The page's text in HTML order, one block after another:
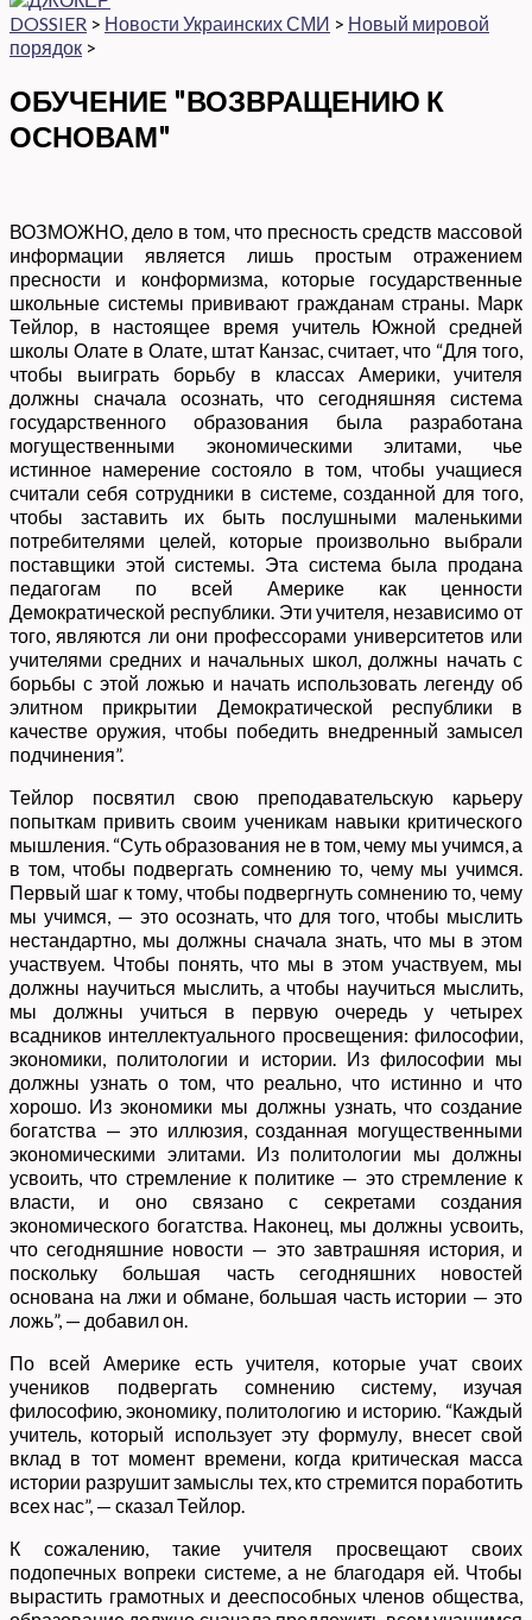
DOSSIER > Новости Украинских СМИ > Новый мировой
порядок >
ОБУЧЕНИЕ "ВОЗВРАЩЕНИЮ К
ОСНОВАМ"
ВОЗМОЖНО, дело в том, что пресность средств массовой
информации является лишь простым отражением
пресности и конформизма, которые государственные
школьные системы прививают гражданам страны. Марк
Тейлор, в настоящее время учитель Южной средней
школы Олате в Олате, штат Канзас, считает, что “Для того,
чтобы выиграть борьбу в классах Америки, учителя
должны сначала осознать, что сегодняшняя система
государственного образования была разработана
могущественными экономическими элитами, чье
истинное намерение состояло в том, чтобы учащиеся
считали себя сотрудники в системе, созданной для того,
чтобы заставить их быть послушными маленькими
потребителями целей, которые произвольно выбрали
поставщики этой системы. Эта система была продана
педагогам по всей Америке как ценности
Демократической республики. Эти учителя, независимо от
того, являются ли они профессорами университетов или
учителями средних и начальных школ, должны начать с
борьбы с этой ложью и начать использовать легенду об
элитном прикрытии Демократической республики в
качестве оружия, чтобы победить внедренный замысел
подчинения”.
Тейлор посвятил свою преподавательскую карьеру
попыткам привить своим ученикам навыки критического
мышления. “Суть образования не в том, чему мы учимся, а
в том, чтобы подвергать сомнению то, чему мы учимся.
Первый шаг к тому, чтобы подвергнуть сомнению то, чему
мы учимся, — это осознать, что для того, чтобы мыслить
нестандартно, мы должны сначала знать, что мы в этом
участвуем. Чтобы понять, что мы в этом участвуем, мы
должны научиться мыслить, а чтобы научиться мыслить,
мы должны учиться в первую очередь у четырех
всадников интеллектуального просвещения: философии,
экономики, политологии и истории. Из философии мы
должны узнать о том, что реально, что истинно и что
хорошо. Из экономики мы должны узнать, что создание
богатства — это иллюзия, созданная могущественными
экономическими элитами. Из политологии мы должны
усвоить, что стремление к политике — это стремление к
власти, и оно связано с секретами создания
экономического богатства. Наконец, мы должны усвоить,
что сегодняшние новости — это завтрашняя история, и
поскольку большая часть сегодняшних новостей
основана на лжи и обмане, большая часть истории — это
ложь”, — добавил он.
По всей Америке есть учителя, которые учат своих
учеников подвергать сомнению систему, изучая
философию, экономику, политологию и историю. “Каждый
учитель, который использует эту формулу, внесет свой
вклад в тот момент времени, когда критическая масса
истории разрушит замыслы тех, кто стремится поработить
всех нас”, — сказал Тейлор.
К сожалению, такие учителя просвещают своих
подопечных вопреки системе, а не благодаря ей. Чтобы
вырастить грамотных и дееспособных членов общества,